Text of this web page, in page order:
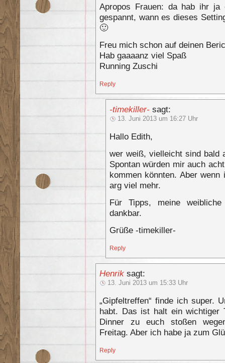
Apropos Frauen: da hab ihr
gespannt, wann es dieses
🙂
Freu mich schon auf deinen
Hab gaaaanz viel Spaß
Running Zuschi
Reply
-timekiller- sagt:
13. Juni 2013 um 16:27 Uhr
Hallo Edith,
wer weiß, vielleicht sind bald
Spontan würden mir auch
kommen könnten. Aber
arg viel mehr.
Für Tipps, meine
dankbar.
Grüße -timekiller-
Reply
Henrik sagt:
13. Juni 2013 um 15:33 Uhr
„Gipfeltreffen“ finde ich super.
habt. Das ist halt ein wichtiger
Dinner zu euch stoßen
Freitag. Aber ich habe ja zum
Reply